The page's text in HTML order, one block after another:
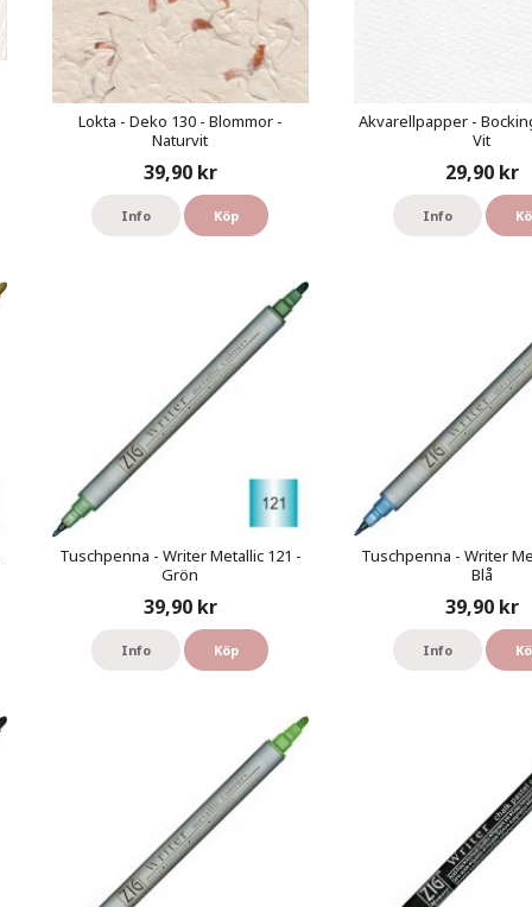
Lokta - Deko 130 - Blommor -
Naturvit
39,90 kr
Info Köp
Akvarellpapper -
Vit
29,90 kr
Info
Tuschpenna - Writer Metallic 121 -
Grön
39,90 kr
Info Köp
Tuschpenna - Writer
Blå
39,90 kr
Info